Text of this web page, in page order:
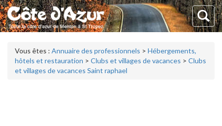
Vous êtes : Annuaire des professionnels > Hébergements,
hôtels et restauration > Clubs et villages de vacances > Clubs
et villages de vacances Saint raphael